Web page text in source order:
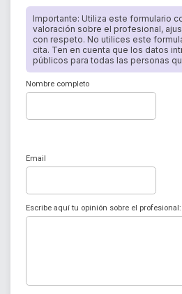
Importante: Utiliza este formulario
valoración sobre el profesional,
con respeto. No utilices este
cita. Ten en cuenta que los datos
públicos para todas las personas
Nombre completo
Email
Escribe aquí tu opinión sobre el profesional: